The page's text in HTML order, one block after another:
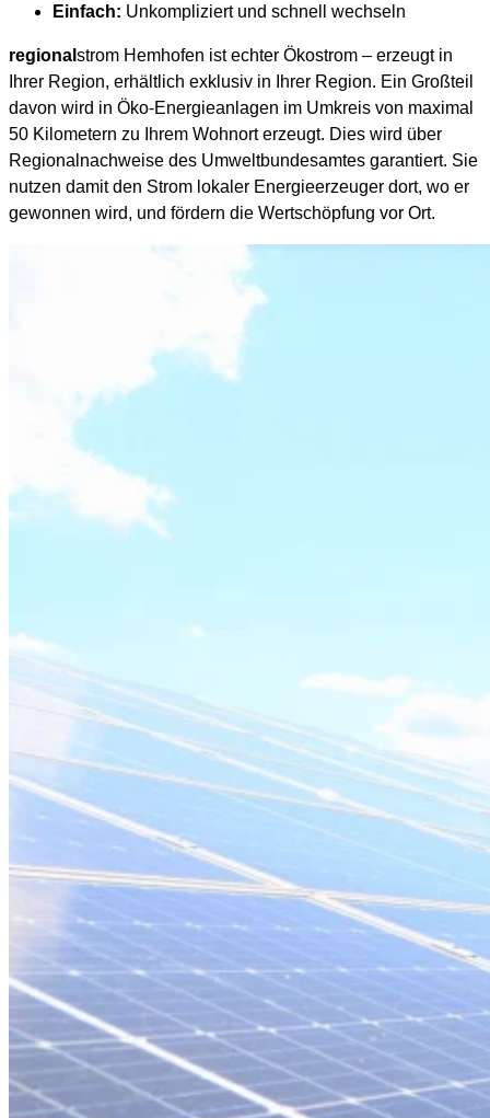
Einfach: Unkompliziert und schnell wechseln
regional strom Hemhofen ist echter Ökostrom – erzeugt in
Ihrer Region, erhältlich exklusiv in Ihrer Region. Ein Großteil
davon wird in Öko-Energieanlagen im Umkreis von maximal
50 Kilometern zu Ihrem Wohnort erzeugt. Dies wird über
Regionalnachweise des Umweltbundesamtes garantiert. Sie
nutzen damit den Strom lokaler Energieerzeuger dort, wo er
gewonnen wird, und fördern die Wertschöpfung vor Ort.